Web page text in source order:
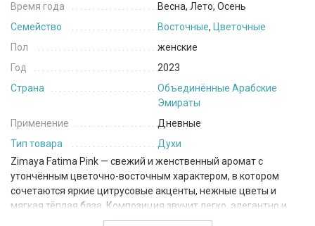
Время года
Весна, Лето, Осень
Семейство
Восточные, Цветочные
Пол
женские
Год
2023
Страна
Объединённые Арабские
Эмираты
Применение
Дневные
Тип товара
Духи
Zimaya Fatima Pink — свежий и женственный аромат с
утончённым цветочно-восточным характером, в котором
сочетаются яркие цитрусовые акценты, нежные цветы и
мягкая тёплая база. Композиция звучит легко, элегантно и